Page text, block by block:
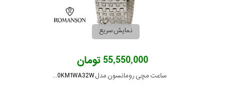
نمایش سریع
55,550,000 تومان
ساعت مچی رومانسون مدل EM9250KM1WA32W